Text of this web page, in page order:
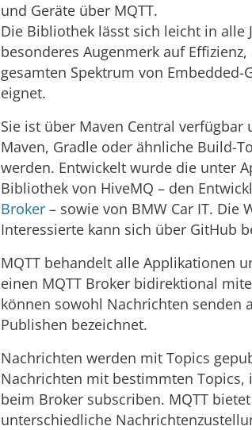
und Geräte über MQTT.
Die Bibliothek lässt sich leicht in alle
besonderes Augenmerk auf
gesamten Spektrum von Embedded-
eignet.
Sie ist über Maven Central
Maven, Gradle oder ähnliche Build-
werden. Entwickelt wurde die unter
Bibliothek von HiveMQ – den
Broker – sowie von BMW Car IT.
Interessierte kann sich über GitHub
MQTT behandelt alle Applikationen
einen MQTT Broker bidirektional
können sowohl Nachrichten senden
Publishen bezeichnet.
Nachrichten werden mit Topics
Nachrichten mit bestimmten
beim Broker subscriben. MQTT
unterschiedliche